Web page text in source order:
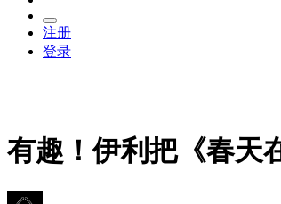
注册
登录
有趣！伊利把《春天